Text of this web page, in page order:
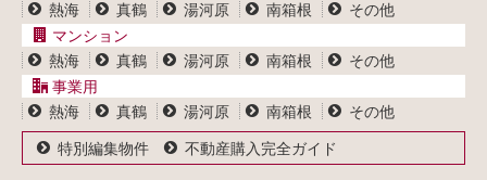
熱海
真鶴 湯河原 南箱根
その他
マンション
熱海
真鶴 湯河原 南箱根
その他
事業用
熱海
真鶴 湯河原 南箱根 その他
特別編集物件 不動産購入完全ガイド